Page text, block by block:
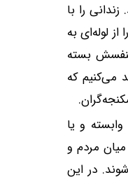
را با
لوله‌ای به
بسته
می‌کنیم که
و یا
میان مردم و
در این